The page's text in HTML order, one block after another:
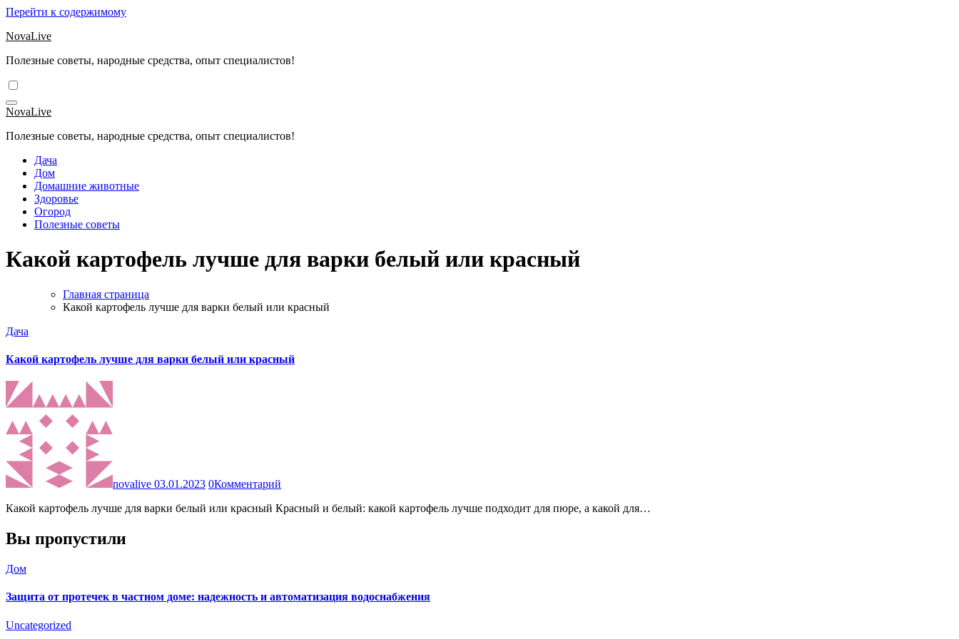
Перейти к содержимому
NovaLive
Полезные советы, народные средства, опыт специалистов!
NovaLive
Полезные советы, народные средства, опыт специалистов!
Дача
Дом
Домашние животные
Здоровье
Огород
Полезные советы
Какой картофель лучше для варки белый или красный
Главная страница
Какой картофель лучше для варки белый или красный
Дача
Какой картофель лучше для варки белый или красный
novalive 03.01.2023 0Комментарий
Какой картофель лучше для варки белый или красный Красный и белый: какой картофель лучше подходит для пюре, а какой для…
Вы пропустили
Дом
Защита от протечек в частном доме: надежность и автоматизация водоснабжения
Uncategorized